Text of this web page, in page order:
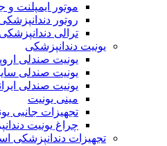
موتور ایمپلنت و
روتور
ترالی دندانپزشکی
یونیت دندانپزشکی
یونیت صندلی
یونیت صندلی
یونیت صندلی
مینی یونیت
تجهیزات جانبی
چراغ یونیت
تجهیزات دندانپزشکی